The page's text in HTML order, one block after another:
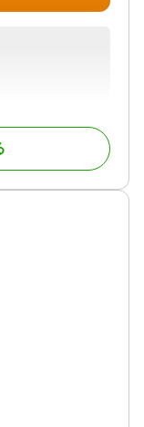
手続き / 銀行